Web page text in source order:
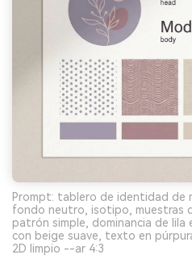
Prompt: tablero de identidad de
fondo neutro, isotipo, muestras
patrón simple, dominancia de lila
con beige suave, texto en
2D limpio --ar 4:3